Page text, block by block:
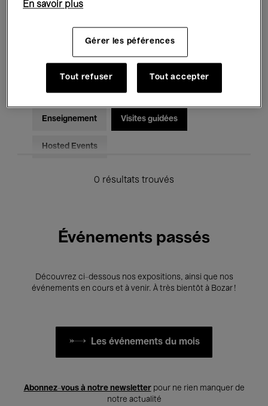
Musique électronique
Pour tous Kids’ Palace
Enseignement Visites guidées
Hosted Events
0 résultats trouvés
Événements passés
Découvrez ci-dessous nos expositions, ainsi que nos
événements en cours et à venir. À très bientôt à Bozar !
Les événements du mois
Abonnez-vous à notre newsletterpour ne rien manquer de
notre actualité
En savoir plus
Gérer les péférences
Tout refuser Tout accepter